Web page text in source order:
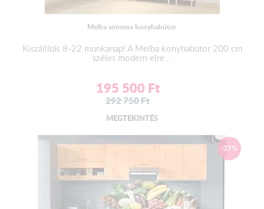
Melba sonoma konyhabútor
Kiszállítás 8-22 munkanap! A Melba konyhabútor 200 cm
széles modern elre...
195 500 Ft
292 750Ft
MEGTEKINTÉS
-27%